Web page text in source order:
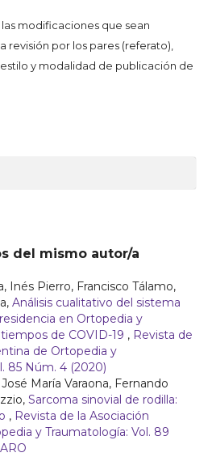
modificaciones que sean
revisión por los pares (referato),
y modalidad de publicación de
del mismo autor/a
Inés Pierro, Francisco Tálamo,
Análisis cualitativo del sistema
en Ortopedia y
de COVID-19 , Revista de
de Ortopedia y
85 Núm. 4 (2020)
María Varaona, Fernando
Sarcoma sinovial de rodilla:
, Revista de la Asociación
y Traumatología: Vol. 89